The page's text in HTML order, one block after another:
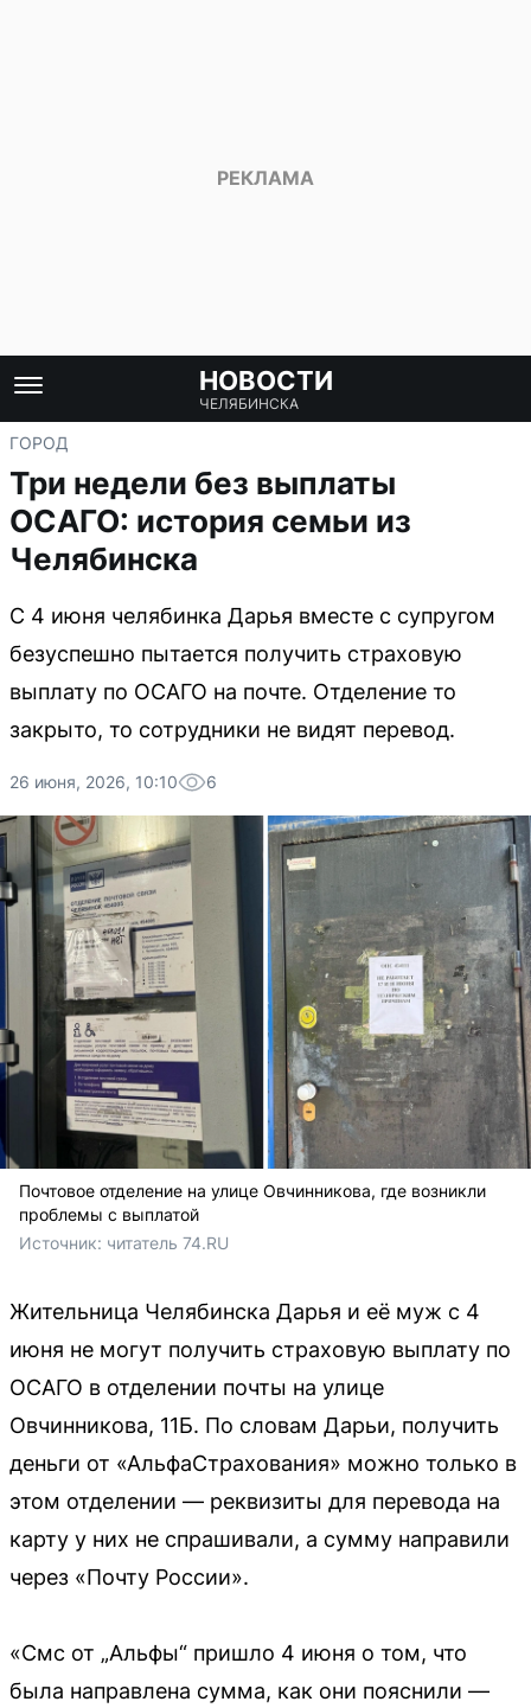
НОВОСТИ
ЧЕЛЯБИНСКА
ГОРОД
Три недели без выплаты
ОСАГО: история семьи из
Челябинска
С 4 июня челябинка Дарья вместе с супругом
безуспешно пытается получить страховую
выплату по ОСАГО на почте. Отделение то
закрыто, то сотрудники не видят перевод.
26 июня, 2026, 10:10 6
Почтовое отделение на улице Овчинникова, где возникли
проблемы с выплатой
Источник: читатель 74.RU
Жительница Челябинска Дарья и её муж с 4
июня не могут получить страховую выплату по
ОСАГО в отделении почты на улице
Овчинникова, 11Б. По словам Дарьи, получить
деньги от «АльфаСтрахования» можно только в
этом отделении — реквизиты для перевода на
карту у них не спрашивали, а сумму направили
через «Почту России».
«Смс от „Альфы“ пришло 4 июня о том, что
была направлена сумма, как они пояснили —